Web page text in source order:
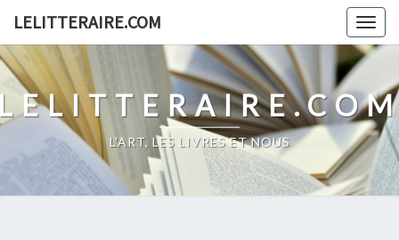
content
LELITTERAIRE.COM
L'ART, LES LIVRES ET NOUS